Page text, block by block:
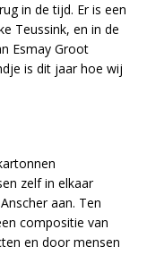
in de tijd. Er is een
Teussink, en in de
Esmay Groot
is dit jaar hoe wij
zelf in elkaar
aan. Ten
compositie van
en door mensen